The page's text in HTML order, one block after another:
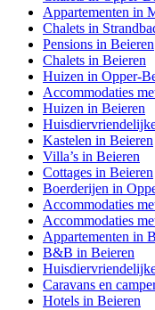
Appartementen in
Chalets in
Pensions in Beieren
Chalets in Beieren
Huizen in Opper-
Accommodaties
Huizen in Beieren
Kastelen in Beieren
Villa’s in Beieren
Cottages in Beieren
Boerderijen in
Accommodaties
Accommodaties
Appartementen in
B&B in Beieren
Caravans en
Hotels in Beieren